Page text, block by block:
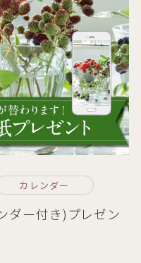
カレンダー
ダー付き)プレゼン